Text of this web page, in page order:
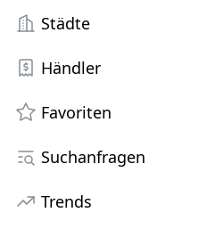
Städte
Händler
Favoriten
Suchanfragen
Trends